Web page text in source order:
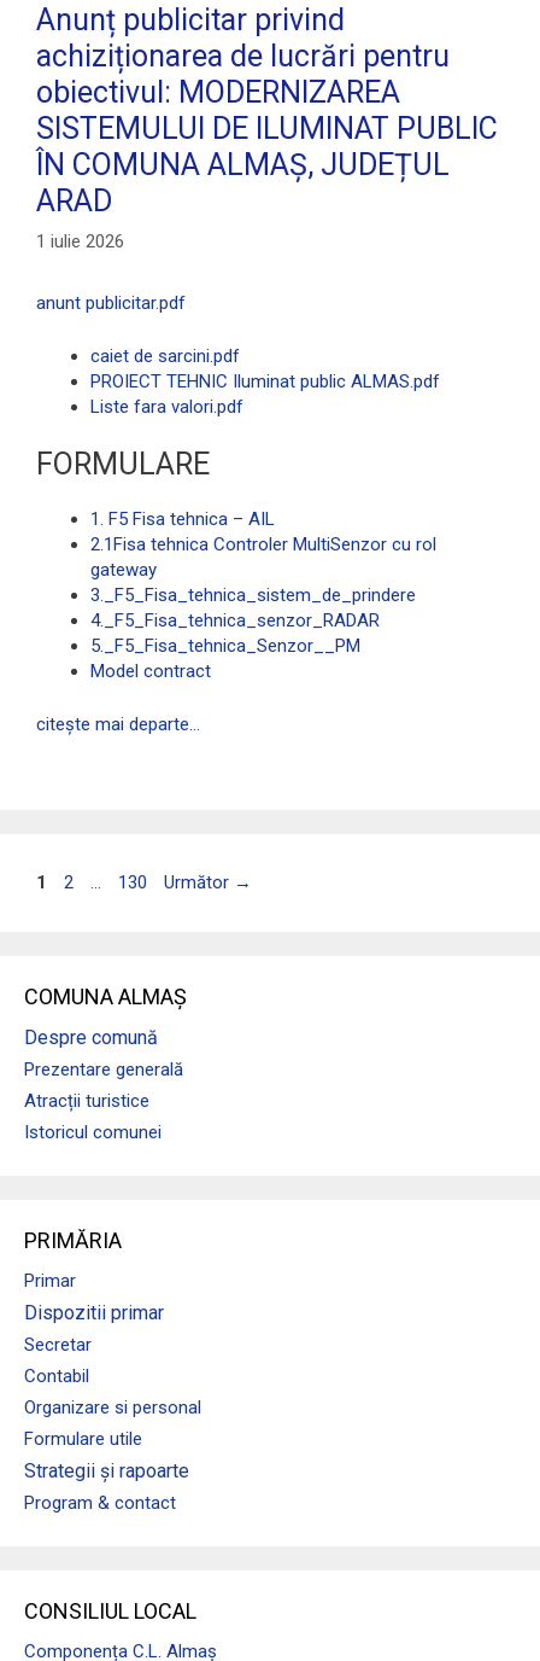
Anunț publicitar privind
achiziționarea de lucrări pentru
obiectivul: MODERNIZAREA
SISTEMULUI DE ILUMINAT PUBLIC
ÎN COMUNA ALMAȘ, JUDEȚUL
ARAD
1 iulie 2026
anunt publicitar.pdf
caiet de sarcini.pdf
PROIECT TEHNIC Iluminat public ALMAS.pdf
Liste fara valori.pdf
FORMULARE
1. F5 Fisa tehnica – AIL
2.1Fisa tehnica Controler MultiSenzor cu rol
gateway
3._F5_Fisa_tehnica_sistem_de_prindere
4._F5_Fisa_tehnica_senzor_RADAR
5._F5_Fisa_tehnica_Senzor__PM
Model contract
citește mai departe…
Pagina
1 Pagina
2 Pagina
130 Următor →
COMUNA ALMAȘ
Despre comună
Prezentare generală
Atracții turistice
Istoricul comunei
PRIMĂRIA
Primar
Dispozitii primar
Secretar
Contabil
Organizare si personal
Formulare utile
Strategii și rapoarte
Program & contact
CONSILIUL LOCAL
Componența C.L. Almaș